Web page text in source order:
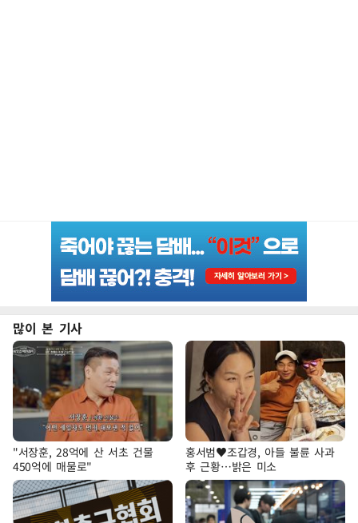
많이 본 기사
"서장훈, 28억에 산 서초 건물
450억에 매물로"
홍서범♥조갑경, 아들 불륜 사과
후 근황…밝은 미소